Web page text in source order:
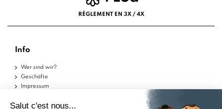
RÈGLEMENT EN 3X / 4X
Info
Wer sind wir?
Geschäfte
Impressum
Datenschutzerklärung